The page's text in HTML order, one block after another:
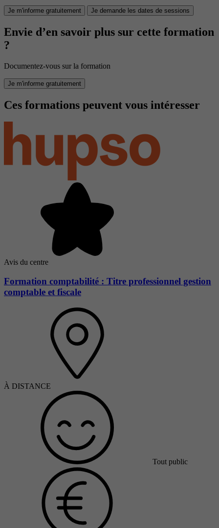
Je m'informe gratuitement Je demande les dates de sessions
Envie d’en savoir plus sur cette formation
?
Documentez-vous sur la formation
Je m'informe gratuitement
Ces formations peuvent vous intéresser
Avis du centre
Formation comptabilité : Titre professionnel gestion
comptable et fiscale
À DISTANCE
Tout public